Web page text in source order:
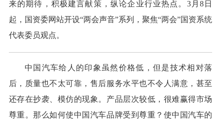
来的期待，积极建言献策，纵论企业行业热点。3月8日
起，国资委网站开设“两会声音”系列，聚焦“两会”国资系统
代表委员观点。
中国汽车给人的印象虽然价格低，但是技术相对落
后，质量也不太可靠，售后服务水平也不令人满意，甚至
还存在抄袭、模仿的现象。产品层次较低，很难赢得市场
尊重。那么如何使中国汽车品牌受到尊重？使中国汽车的